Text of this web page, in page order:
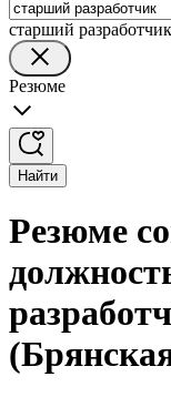
старший разработчик
Резюме
Найти
Резюме